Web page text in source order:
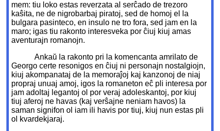
mem: tiu loko estas reverzata al serĉado de trezoro
kaŝita, ne de nigrobarbaj piratoj, sed de homoj el la
bulgara pasinteco, en insulo ne tro fora, sed jam en la
maro; igas tiu rakonto interesveka por ĉiuj kiuj amas
aventurajn romanojn.
Ankaŭ la rakonto pri la komencanta amrilato de
Georgo certe resonigos en ĉiuj ni personajn nostalgiojn,
kiuj akompanataj de la memoraĵoj kaj kanzonoj de niaj
propraj unuaj amoj, igos la romaneton eĉ pli interesa por
jam adoltaj legantoj ol por veraj adoleskantoj, por kiuj
tiuj aferoj ne havas (kaj verŝajne neniam havos) la
saman signifon ol iam ili havis por tiuj, kiuj nun estas pli
ol kvardekjaraj.